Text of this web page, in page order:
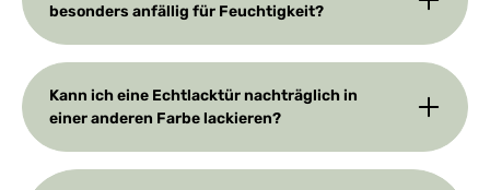
besonders anfällig für Feuchtigkeit?
Kann ich eine Echtlacktür nachträglich in
einer anderen Farbe lackieren?